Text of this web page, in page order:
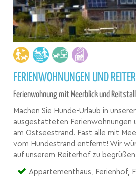
FERIENWOHNUNGEN UND
Ferienwohnung mit Meerblick und
Machen Sie Hunde-Urlaub in
ausgestatteten Ferienwohnungen
am Ostseestrand. Fast alle mit
vom Hundestrand entfernt! Wir
auf unserem Reiterhof zu
Appartementhaus, Ferienhof,